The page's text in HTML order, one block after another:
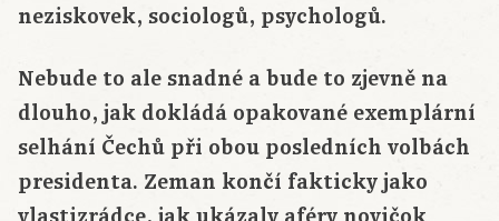
neziskovek, sociologů, psychologů.
Nebude to ale snadné a bude to zjevně na
dlouho, jak dokládá opakované exemplární
selhání Čechů při obou posledních volbách
presidenta. Zeman končí fakticky jako